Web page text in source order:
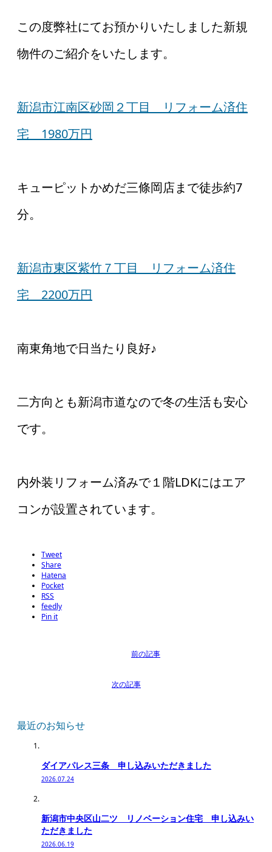
この度弊社にてお預かりいたしました新規
物件のご紹介をいたします。
新潟市江南区砂岡２丁目 リフォーム済住
宅 1980万円
キューピットかめだ三條岡店まで徒歩約7
分。
新潟市東区紫竹７丁目 リフォーム済住
宅 2200万円
南東角地で日当たり良好♪
二方向とも新潟市道なので冬の生活も安心
です。
内外装リフォーム済みで１階LDKにはエア
コンが設置されています。
Tweet
Share
Hatena
Pocket
RSS
feedly
Pin it
最近のお知らせ
ダイアパレス三条 申し込みいただきました
2026.07.24
新潟市中央区山二ツ リノベーション住宅 申し込みい
ただきました
2026.06.19